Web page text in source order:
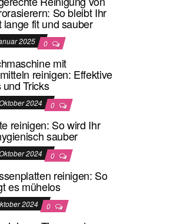
So bleibt Ihr
lange fit und sauber
2025 0
mit
reinigen: Effektive
Tricks
2024 0
reinigen: So wird Ihr
sauber
2024 0
reinigen: So
es mühelos
2024 0